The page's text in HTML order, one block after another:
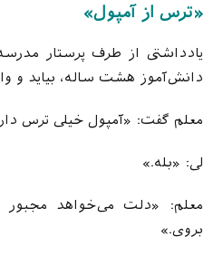
«ترس از آمپول»
یادداشتی از طرف پرستار
دانش‌آموز هشت ساله، بیاید و
معلم گفت: «آمپول خیلی ترس
لی: «بله.»
معلم: «دلت می‌خواهد مجبور
بروی.»